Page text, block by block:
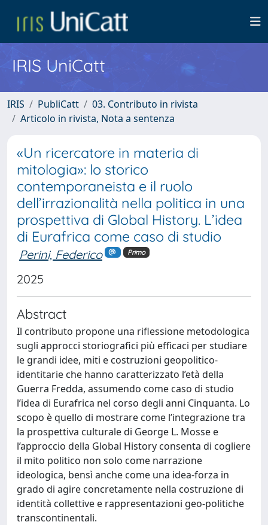
IRIS UniCatt
IRIS PubliCatt
03. Contributo in rivista
Articolo in rivista, Nota a sentenza
«Un ricercatore in materia di
mitologia»: lo storico
contemporaneista e il ruolo
dell’irrazionalità nella politica in una
prospettiva di Global History. L’idea
di Eurafrica come caso di studio
Perini, Federico Primo
2025
Abstract
Il contributo propone una riflessione metodologica
sugli approcci storiografici più efficaci per studiare
le grandi idee, miti e costruzioni geopolitico-
identitarie che hanno caratterizzato l’età della
Guerra Fredda, assumendo come caso di studio
l’idea di Eurafrica nel corso degli anni Cinquanta. Lo
scopo è quello di mostrare come l’integrazione tra
la prospettiva culturale di George L. Mosse e
l’approccio della Global History consenta di cogliere
il mito politico non solo come narrazione
ideologica, bensì anche come una idea-forza in
grado di agire concretamente nella costruzione di
identità collettive e rappresentazioni geo-politiche
transcontinentali.